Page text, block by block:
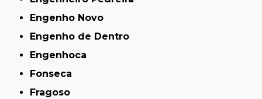
Engenho Novo
Engenho de Dentro
Engenhoca
Fonseca
Fragoso